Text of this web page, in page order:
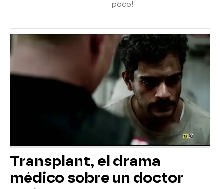
poco!
Transplant, el drama
médico sobre un doctor